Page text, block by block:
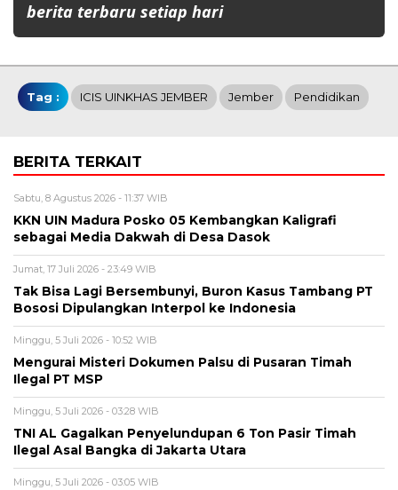
berita terbaru setiap hari
Tag : ICIS UINKHAS JEMBER Jember Pendidikan
BERITA TERKAIT
Sabtu, 8 Agustus 2026 - 11:37 WIB
KKN UIN Madura Posko 05 Kembangkan Kaligrafi
sebagai Media Dakwah di Desa Dasok
Jumat, 17 Juli 2026 - 23:49 WIB
Tak Bisa Lagi Bersembunyi, Buron Kasus Tambang PT
Bososi Dipulangkan Interpol ke Indonesia
Minggu, 5 Juli 2026 - 10:52 WIB
Mengurai Misteri Dokumen Palsu di Pusaran Timah
Ilegal PT MSP
Minggu, 5 Juli 2026 - 03:28 WIB
TNI AL Gagalkan Penyelundupan 6 Ton Pasir Timah
Ilegal Asal Bangka di Jakarta Utara
Minggu, 5 Juli 2026 - 03:05 WIB